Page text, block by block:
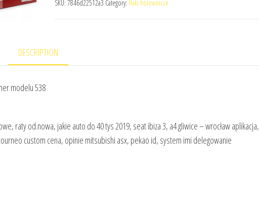
SKU: 7846d22512a3 Category: Haki holownicze
DESCRIPTION
modelu 538
raty od.nowa, jakie auto do 40 tys 2019, seat ibiza 3, a4 gliwice – wrocław aplikacja,
custom cena, opinie mitsubishi asx, pekao id, system imi delegowanie